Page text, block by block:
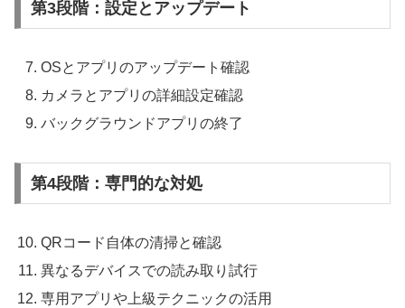
第3段階：設定とアップデート
OSとアプリのアップデート確認
カメラとアプリの詳細設定確認
バックグラウンドアプリの終了
第4段階：専門的な対処
QRコード自体の清掃と確認
異なるデバイスでの読み取り試行
専用アプリや上級テクニックの活用